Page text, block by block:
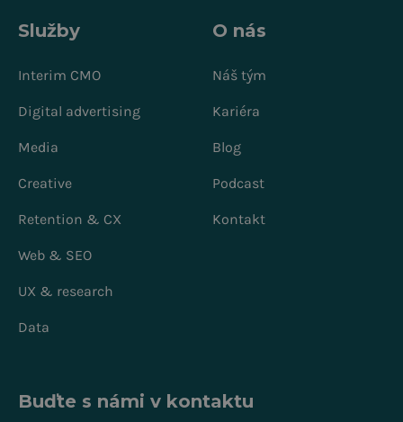
Služby
Interim CMO
Digital advertising
Media
Creative
Retention & CX
Web & SEO
UX & research
Data
O nás
Náš tým
Kariéra
Blog
Podcast
Kontakt
Buďte s námi v kontaktu